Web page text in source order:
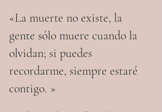
«La muerte no existe, la
gente sólo muere cuando la
olvidan; si puedes
recordarme, siempre estaré
contigo. »